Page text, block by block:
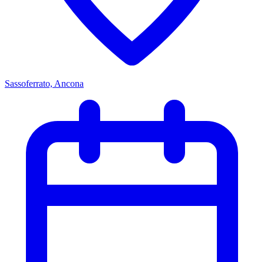
Sassoferrato, Ancona